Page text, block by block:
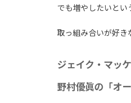
でも増やしたいとい
取っ組み合いが好き
ジェイク・マッ
野村優眞の「オ